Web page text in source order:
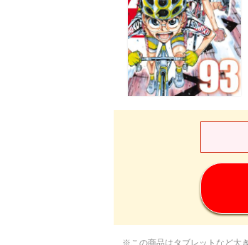
※この商品はタブレットなど大